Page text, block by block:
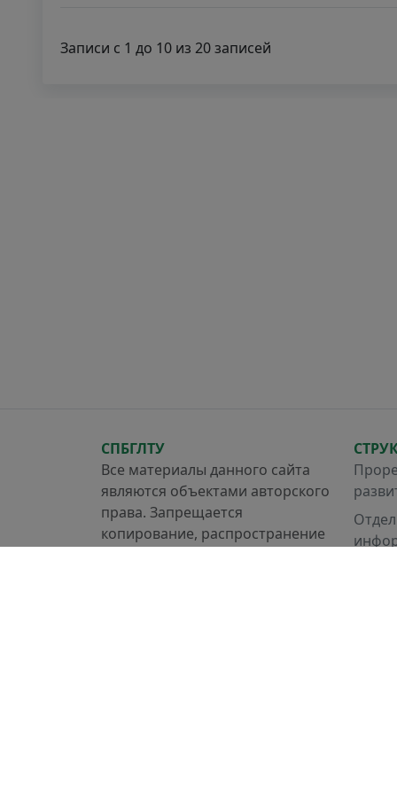
Записи с 1 до 10 из 20 записей
СПБГЛТУ
Все материалы данного сайта
являются объектами авторского
права. Запрещается
копирование, распространение